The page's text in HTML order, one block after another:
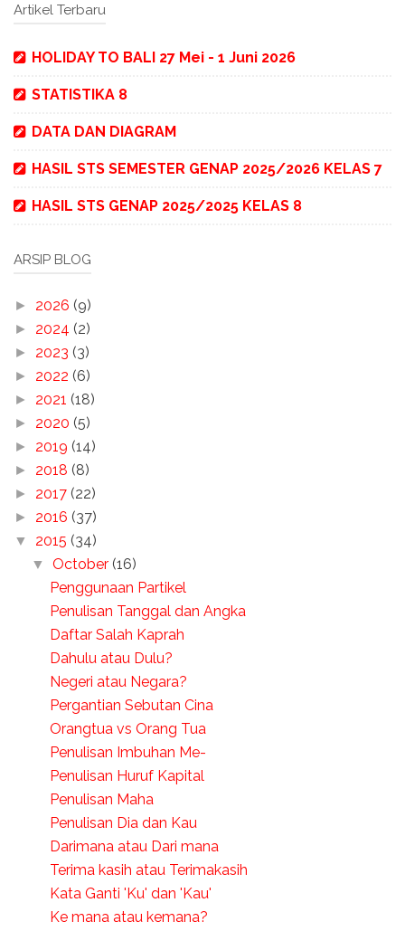
Artikel Terbaru
HOLIDAY TO BALI 27 Mei - 1 Juni 2026
STATISTIKA 8
DATA DAN DIAGRAM
HASIL STS SEMESTER GENAP 2025/2026 KELAS 7
HASIL STS GENAP 2025/2025 KELAS 8
ARSIP BLOG
► 2026 (9)
► 2024 (2)
► 2023 (3)
► 2022 (6)
► 2021 (18)
► 2020 (5)
► 2019 (14)
► 2018 (8)
► 2017 (22)
► 2016 (37)
▼ 2015 (34)
▼October (16)
Penggunaan Partikel
Penulisan Tanggal dan Angka
Daftar Salah Kaprah
Dahulu atau Dulu?
Negeri atau Negara?
Pergantian Sebutan Cina
Orangtua vs Orang Tua
Penulisan Imbuhan Me-
Penulisan Huruf Kapital
Penulisan Maha
Penulisan Dia dan Kau
Darimana atau Dari mana
Terima kasih atau Terimakasih
Kata Ganti 'Ku' dan 'Kau'
Ke mana atau kemana?